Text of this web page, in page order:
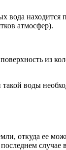
вода находится
атмосфер).
из
воды
откуда ее
случае